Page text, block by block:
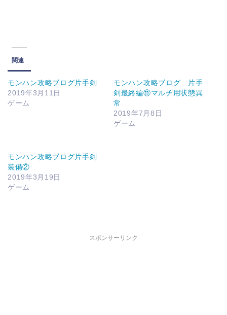
関連
モンハン攻略ブログ片手剣
2019年3月11日
ゲーム
モンハン攻略ブログ 片手
剣最終編⑪マルチ用状態異
常
2019年7月8日
ゲーム
モンハン攻略ブログ片手剣
装備②
2019年3月19日
ゲーム
スポンサーリンク